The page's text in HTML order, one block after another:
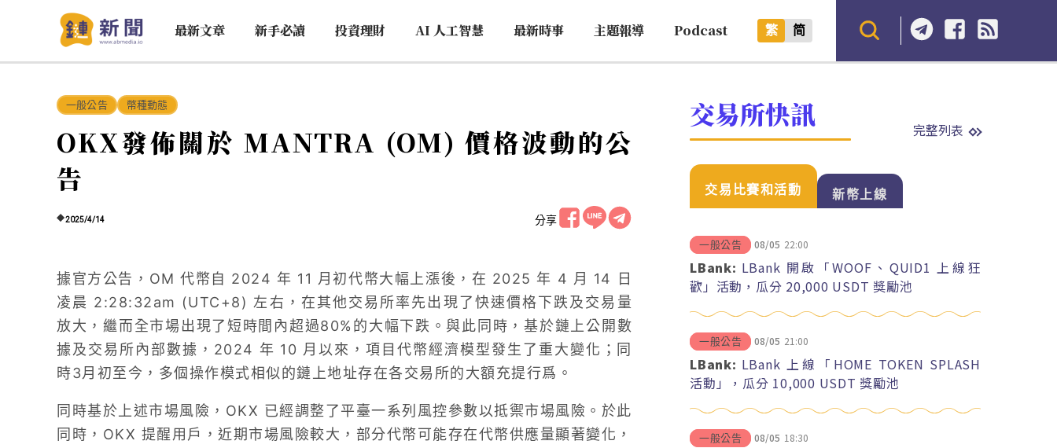
最新文章 新手必讀 投資理財 AI 人工智慧 最新時事 主題報導 Podcast 繁 简
一般公告 幣種動態
OKX發佈關於 MANTRA (OM) 價格波動的公
告
2025/4/14 分享
據官方公告，OM 代幣自 2024 年 11 月初代幣大幅上漲後，在 2025 年 4 月 14 日
凌晨 2:28:32am (UTC+8) 左右，在其他交易所率先出現了快速價格下跌及交易量
放大，繼而全市場出現了短時間內超過80%的大幅下跌。與此同時，基於鏈上公開數
據及交易所內部數據，2024 年 10 月以來，項目代幣經濟模型發生了重大變化；同
時3月初至今，多個操作模式相似的鏈上地址存在各交易所的大額充提行爲。
同時基於上述市場風險，OKX 已經調整了平臺一系列風控參數以抵禦市場風險。於此
同時，OKX 提醒用戶，近期市場風險較大，部分代幣可能存在代幣供應量顯著變化，
交易所快訊 完整列表
交易比賽和活動 新幣上線
一般公告 08/05 22:00
LBank: LBank 開啟「WOOF、QUID1 上線狂
歡」活動，瓜分 20,000 USDT 獎勵池
一般公告 08/05 21:00
LBank: LBank 上線「HOME TOKEN SPLASH
活動」，瓜分 10,000 USDT 獎勵池
一般公告 08/05 18:30